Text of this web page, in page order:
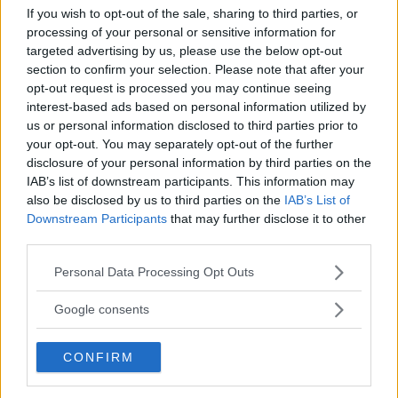
If you wish to opt-out of the sale, sharing to third parties, or
processing of your personal or sensitive information for
targeted advertising by us, please use the below opt-out
section to confirm your selection. Please note that after your
opt-out request is processed you may continue seeing
interest-based ads based on personal information utilized by
us or personal information disclosed to third parties prior to
your opt-out. You may separately opt-out of the further
disclosure of your personal information by third parties on the
IAB’s list of downstream participants. This information may
also be disclosed by us to third parties on the IAB’s List of
Downstream Participants that may further disclose it to other
Please note that this website/app uses one or more Google
not limited to your visit or usage behaviour. You may click to
use your data for below specified purposes in below Google
consent section.
Personal Data Processing Opt Outs
Google consents
CONFIRM
uppdateringar/år.
Undrande
Svar:
Ja, vill man att den auktoriserade verkstaden ska göra en
uppdatering så kan det uppenbarligen bli dyrt. Men i de
flesta fall går det att ladda ner en uppdatering från ”nätet”
till ett USB-minne och sedan låta bilen läsa in
uppdateringen. Det tar lite tid och kräver en skapligt
rymlig USB-sticka. Jag har själv gjort det till bilar av
årsmodell 2014. Jag har ingen erfarenhet av just BMW och
det kan vara trixigt på äldre bilar. Din lösning är behändig
om man vill låta passageraren sköta navigeringen.
Erik Rönnblom, Vi Bilägare
MISSA INTE KOMMANDE ARTIKLAR OM
SERVICE & REPARATIONER